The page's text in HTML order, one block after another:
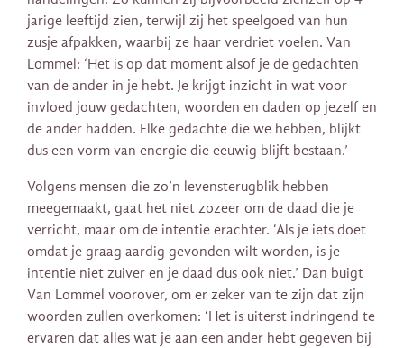
jarige leeftijd zien, terwijl zij het speelgoed van hun
zusje afpakken, waarbij ze haar verdriet voelen. Van
Lommel: ‘Het is op dat moment alsof je de gedachten
van de ander in je hebt. Je krijgt inzicht in wat voor
invloed jouw gedachten, woorden en daden op jezelf en
de ander hadden. Elke gedachte die we hebben, blijkt
dus een vorm van energie die eeuwig blijft bestaan.’
Volgens mensen die zo’n levensterugblik hebben
meegemaakt, gaat het niet zozeer om de daad die je
verricht, maar om de intentie erachter. ‘Als je iets doet
omdat je graag aardig gevonden wilt worden, is je
intentie niet zuiver en je daad dus ook niet.’ Dan buigt
Van Lommel voorover, om er zeker van te zijn dat zijn
woorden zullen overkomen: ‘Het is uiterst indringend te
ervaren dat alles wat je aan een ander hebt gegeven bij